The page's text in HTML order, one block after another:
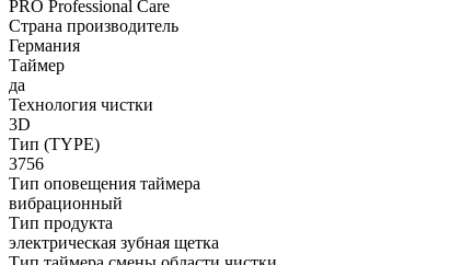
PRO Professional Care
Страна производитель
Германия
Таймер
да
Технология чистки
3D
Тип (TYPE)
3756
Тип оповещения таймера
вибрационный
Тип продукта
электрическая зубная щетка